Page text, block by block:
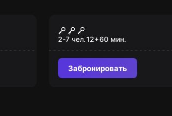
Апокалипсис 2012
2-7 чел.12+60 мин.
Забронировать